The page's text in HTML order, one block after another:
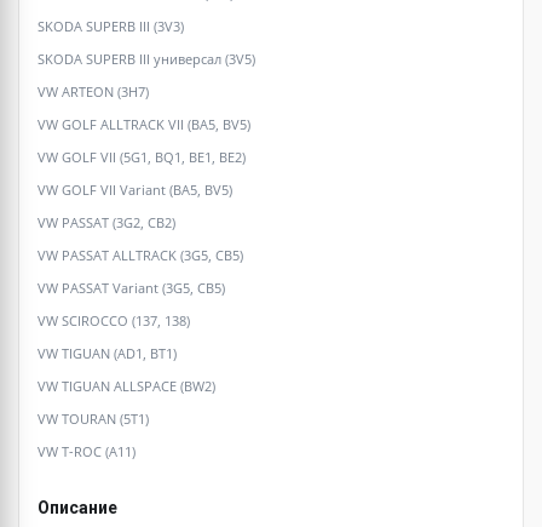
SKODA SUPERB III (3V3)
SKODA SUPERB III универсал (3V5)
VW ARTEON (3H7)
VW GOLF ALLTRACK VII (BA5, BV5)
VW GOLF VII (5G1, BQ1, BE1, BE2)
VW GOLF VII Variant (BA5, BV5)
VW PASSAT (3G2, CB2)
VW PASSAT ALLTRACK (3G5, CB5)
VW PASSAT Variant (3G5, CB5)
VW SCIROCCO (137, 138)
VW TIGUAN (AD1, BT1)
VW TIGUAN ALLSPACE (BW2)
VW TOURAN (5T1)
VW T-ROC (A11)
Описание